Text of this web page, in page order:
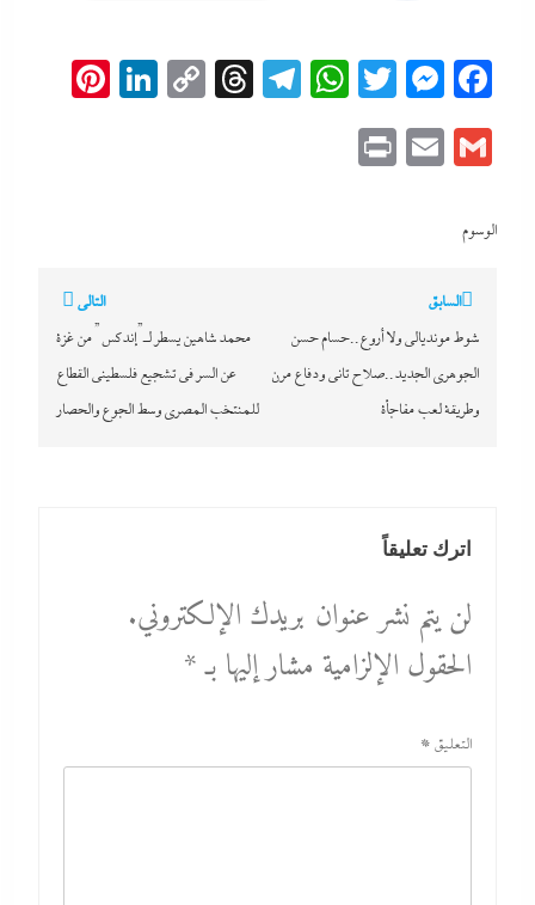
Facebook
Messenger
Twitter
WhatsApp
Telegram
Threads
Copy
Gmail
Email
الوسوم
تصفّح
المقالات
السابق
شوط مونديالى ولا أروع..حسام حسن
الجوهرى الجديد..صلاح تانى ودفاع مرن
وطريقة لعب مفاجأة
التالي
محمد شاهين يسطر لـ”إندكس” من غزة
عن السر في تشجيع فلسطينى القطاع
للمنتخب المصري وسط الجوع والحصار
اترك تعليقاً
لن يتم نشر عنوان بريدك الإلكتروني.
الحقول الإلزامية مشار إليها بـ*
التعليق *